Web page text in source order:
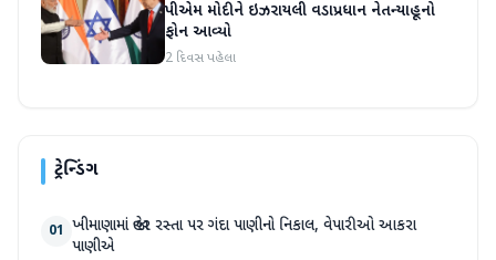
પીએમ મોદીને ઇઝરાયલી વડાપ્રધાન નેતન્યાહૂનો
ફોન આવ્યો
2 દિવસ પહેલા
ટ્રેન્ડિંગ
01 ખીમાણામાં જાહેર રસ્તા પર ગંદા પાણીનો નિકાલ, વેપારીઓ આકરા
પાણીએ